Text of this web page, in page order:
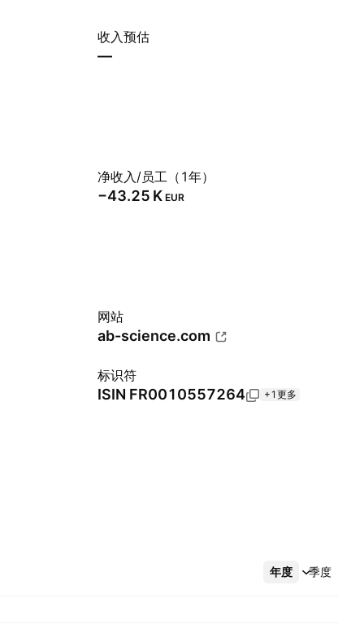
收入预估
—
净收入/员工（1年）
‪−43.25 K‬ EUR
网站
ab-science.com
标识符
ISIN FR0010557264 +1更多
年度 季度
更多